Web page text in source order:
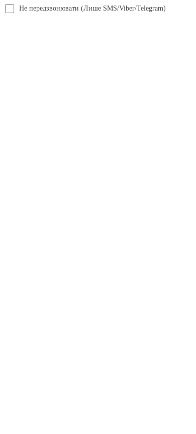
Не передзвонювати (Лише SMS/Viber/Telegram)